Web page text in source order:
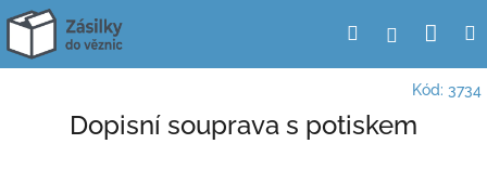
Přejít
obsah
HledatPřihlášení
Kód: 3734
Dopisní souprava s potiskem